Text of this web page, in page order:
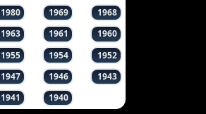
1980 1969
1968
1963 1961
1960
1955 1954
1952
1947 1946
1943
1941 1940